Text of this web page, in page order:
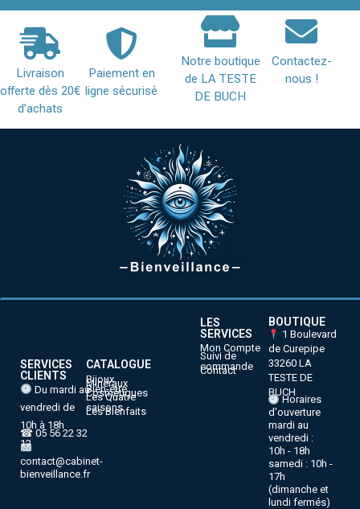
Livraison
offerte dès 20€
d’achats
Paiement en
ligne sécurisé
Notre boutique
de LA TESTE
DE BUCH
Contactez-
nous !
SERVICES
CLIENTS
Du mardi au
vendredi de
10h à 18h
☎ 05 56 22 32
12
contact@cabinet-
bienveillance.fr
CATALOGUE
Bijoux
Minéraux
Bien-être
Cosmétiques
Les Quatre
saisons
Les Bienfaits
LES
SERVICES
Mon Compte
Suivi de
commande
Contact
BOUTIQUE
1 Boulevard
de Curepipe
33260 LA
TESTE DE
BUCH
Horaires
d'ouverture
mardi au
vendredi :
10h - 18h
samedi : 10h -
17h
(dimanche et
lundi fermés)